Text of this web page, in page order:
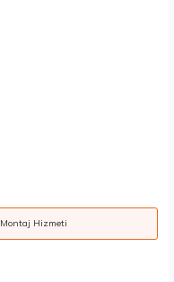
Montaj Hizmeti